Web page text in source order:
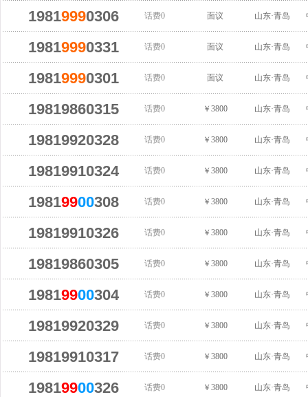
19819990306 话费0 面议 山东·青岛
19819990331 话费0 面议 山东·青岛
19819990301 话费0 面议 山东·青岛
19819860315 话费0 ￥3800 山东·青岛
19819920328 话费0 ￥3800 山东·青岛
19819910324 话费0 ￥3800 山东·青岛
19819900308 话费0 ￥3800 山东·青岛
19819910326 话费0 ￥3800 山东·青岛
19819860305 话费0 ￥3800 山东·青岛
19819900304 话费0 ￥3800 山东·青岛
19819920329 话费0 ￥3800 山东·青岛
19819910317 话费0 ￥3800 山东·青岛
19819900326 话费0 ￥3800 山东·青岛